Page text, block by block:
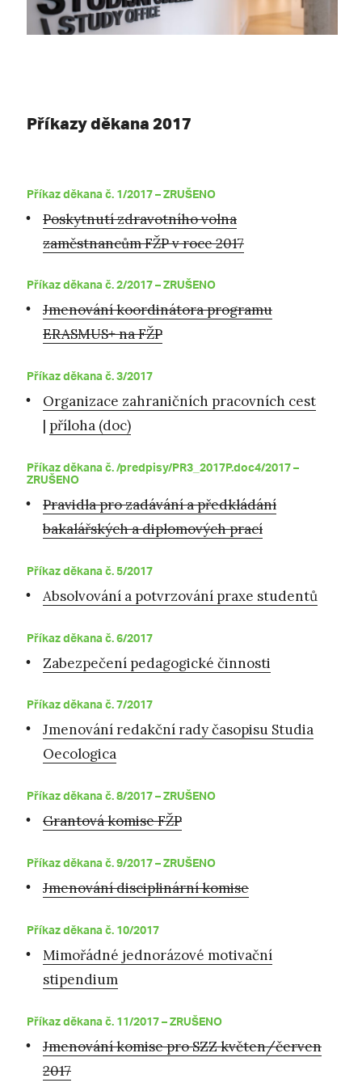
Příkazy děkana 2017
Příkaz děkana č. 1/2017 –ZRUŠENO
Poskytnutí zdravotního volna
zaměstnancům FŽP v roce 2017
Příkaz děkana č. 2/2017 –ZRUŠENO
Jmenování koordinátora programu
ERASMUS+ na FŽP
Příkaz děkana č. 3/2017
Organizace zahraničních pracovních cest
| příloha (doc)
Příkaz děkana č. /predpisy/PR3_2017P.doc4/2017 –
ZRUŠENO
Pravidla pro zadávání a předkládání
bakalářských a diplomových prací
Příkaz děkana č. 5/2017
Absolvování a potvrzování praxe studentů
Příkaz děkana č. 6/2017
Zabezpečení pedagogické činnosti
Příkaz děkana č. 7/2017
Jmenování redakční rady časopisu Studia
Oecologica
Příkaz děkana č. 8/2017 –ZRUŠENO
Grantová komise FŽP
Příkaz děkana č. 9/2017 –ZRUŠENO
Jmenování disciplinární komise
Příkaz děkana č. 10/2017
Mimořádné jednorázové motivační
stipendium
Příkaz děkana č. 11/2017 –ZRUŠENO
Jmenování komise pro SZZ květen/červen
2017